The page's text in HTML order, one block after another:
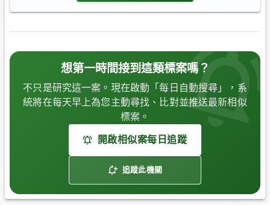
想第一時間接到這類標案嗎？
不只是研究這一案。現在啟動「每日自動搜尋」，系
統將在每天早上為您主動尋找、比對並推送最新相似
標案。
開啟相似案每日追蹤
追蹤此機關